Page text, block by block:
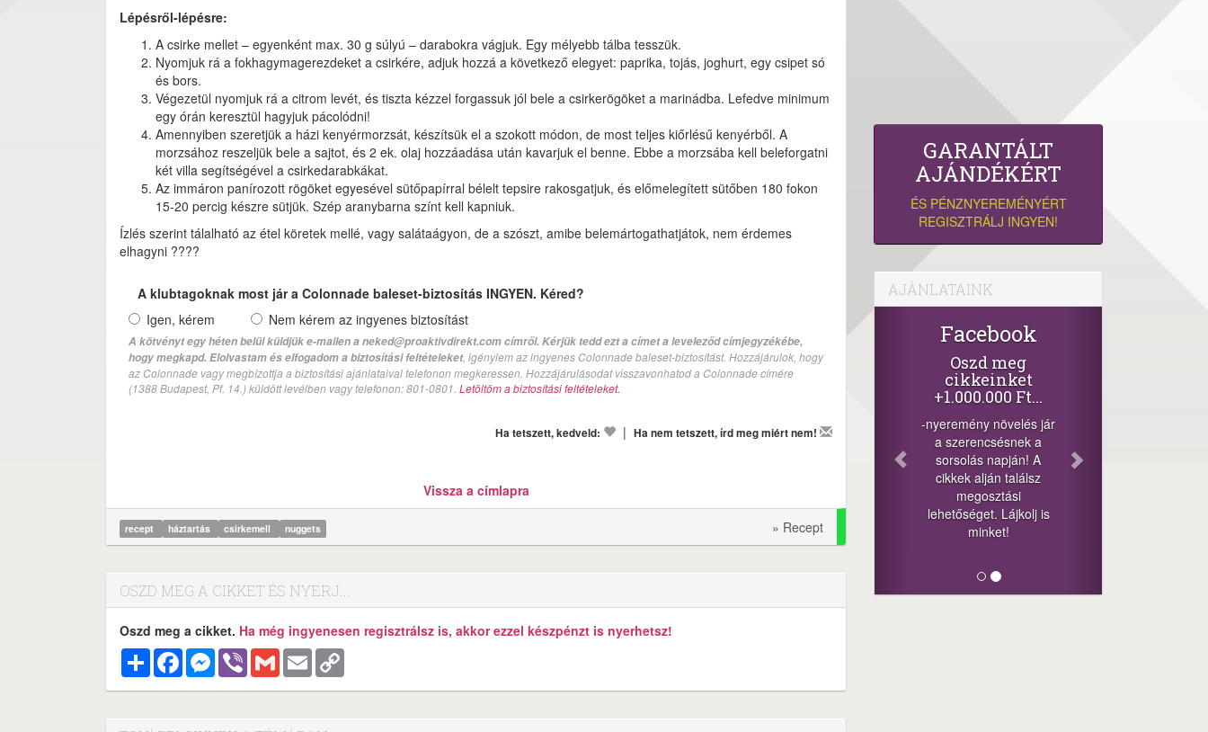
Lépésről-lépésre:
A csirke mellet – egyenként max. 30 g súlyú – darabokra vágjuk. Egy mélyebb tálba tesszük.
Nyomjuk rá a fokhagymagerezdeket a csirkére, adjuk hozzá a következő elegyet: paprika, tojás, joghurt, egy csipet só
és bors.
Végezetül nyomjuk rá a citrom levét, és tiszta kézzel forgassuk jól bele a csirkerögöket a marinádba. Lefedve minimum
egy órán keresztül hagyjuk pácolódni!
Amennyiben szeretjük a házi kenyérmorzsát, készítsük el a szokott módon, de most teljes kiőrlésű kenyérből. A
morzsához reszeljük bele a sajtot, és 2 ek. olaj hozzáadása után kavarjuk el benne. Ebbe a morzsába kell beleforgatni
két villa segítségével a csirkedarabkákat.
Az immáron panírozott rögöket egyesével sütőpapírral bélelt tepsire rakosgatjuk, és előmelegített sütőben 180 fokon
15-20 percig készre sütjük. Szép aranybarna színt kell kapniuk.
Ízlés szerint tálalható az étel köretek mellé, vagy salátaágyon, de a szószt, amibe belemártogathatjátok, nem érdemes
elhagyni ????
A klubtagoknak most jár a Colonnade baleset-biztosítás INGYEN. Kéred?
Igen, kérem
Nem kérem az ingyenes biztosítást
A kötvényt egy héten belül küldjük e-mailen a neked@proaktivdirekt.com címről. Kérjük tedd ezt a címet a leveleződ címjegyzékébe,
hogy megkapd. Elolvastam és elfogadom a biztosítási feltételeket, igénylem az ingyenes Colonnade baleset-biztosítást. Hozzájárulok, hogy
az Colonnade vagy megbízottja a biztosítási ajánlataival telefonon megkeressen. Hozzájárulásodat visszavonhatod a Colonnade címére
(1388 Budapest, Pf. 14.) küldött levélben vagy telefonon: 801-0801. Letöltöm a biztosítási feltételeket.
Ha tetszett, kedveld: | Ha nem tetszett, írd meg miért nem!
Vissza a címlapra
recept háztartás csirkemell nuggets » Recept
OSZD MEG A CIKKET ÉS NYERJ...
Oszd meg a cikket. Ha még ingyenesen regisztrálsz is, akkor ezzel készpénzt is nyerhetsz!
MegosztásFacebookMessenger
Viber Gmail Email
GARANTÁLT
AJÁNDÉKÉRT
ÉS PÉNZNYEREMÉNYÉRT
REGISZTRÁLJ INGYEN!
AJÁNLATAINK
Facebook
Oszd meg
cikkeinket
+1.000.000 Ft...
-nyeremény növelés jár
a szerencsésnek a
sorsolás napján! A
cikkek alján találsz
megosztási
lehetőséget. Lájkolj is
minket!